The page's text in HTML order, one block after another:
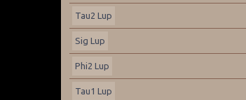
Tau2 Lup
Sig Lup
Phi2 Lup
Tau1 Lup